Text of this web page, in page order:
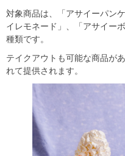
対象商品は、「アサイーパン
イレモネード」、「アサイー
種類です。
テイクアウトも可能な商品が
れて提供されます。